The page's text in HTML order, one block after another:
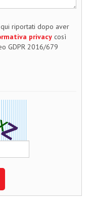
riportati dopo aver
privacy
GDPR 2016/679